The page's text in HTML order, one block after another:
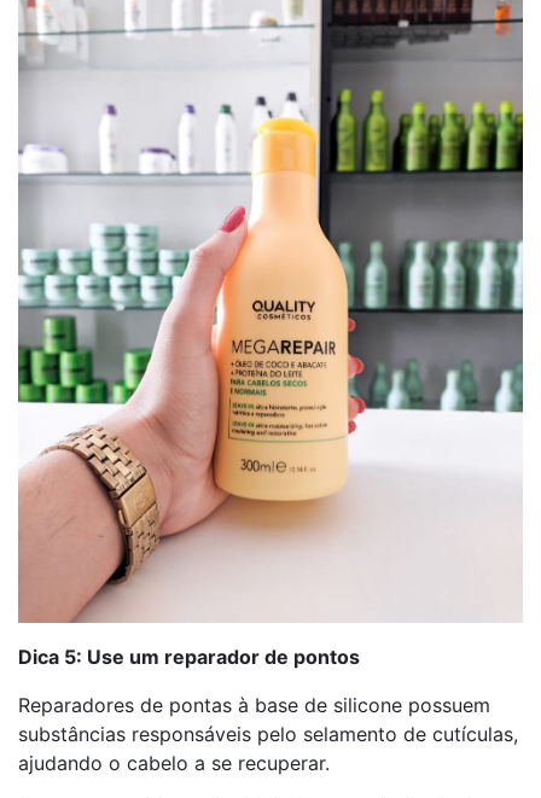
Dica 5: Use um reparador de pontos
Reparadores de pontas à base de silicone possuem
substâncias responsáveis pelo selamento de cutículas,
ajudando o cabelo a se recuperar.